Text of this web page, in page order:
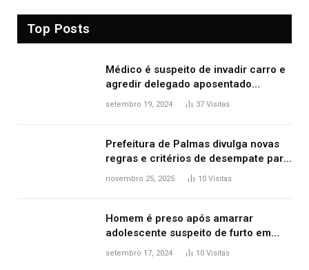
Top Posts
Médico é suspeito de invadir carro e
agredir delegado aposentado
durante confusão no trânsito
setembro 19, 2024 37 Visitas
Prefeitura de Palmas divulga novas
regras e critérios de desempate para
seleção de famílias no Minha Casa,
novembro 25, 2025 10 Visitas
Homem é preso após amarrar
adolescente suspeito de furto em
estaca de cerca e agredi-lo
setembro 17, 2024 10 Visitas